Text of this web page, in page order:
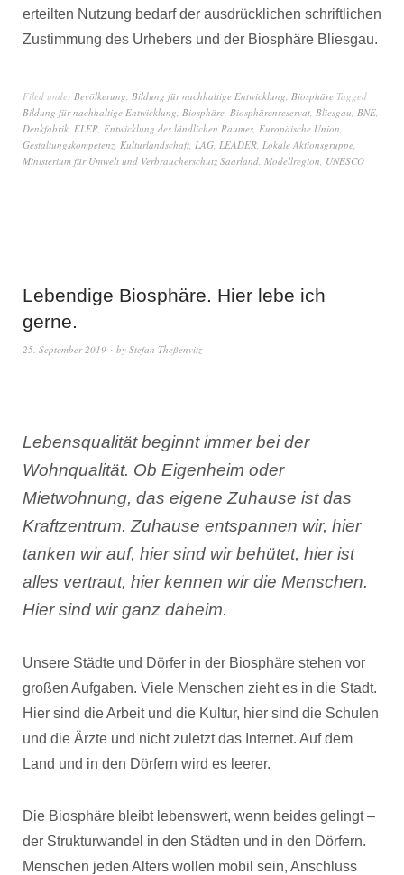
erteilten Nutzung bedarf der ausdrücklichen schriftlichen
Zustimmung des Urhebers und der Biosphäre Bliesgau.
Filed underBevölkerung, Bildung für nachhaltige Entwicklung, Biosphäre Tagged
Bildung für nachhaltige Entwicklung, Biosphäre, Biosphärenreservat, Bliesgau, BNE,
Denkfabrik, ELER, Entwicklung des ländlichen Raumes, Europäische Union,
Gestaltungskompetenz, Kulturlandschaft, LAG, LEADER, Lokale Aktionsgruppe,
Ministerium für Umwelt und Verbraucherschutz Saarland, Modellregion, UNESCO
Lebendige Biosphäre. Hier lebe ich
gerne.
25. September 2019 by Stefan Theßenvitz
Lebensqualität beginnt immer bei der
Wohnqualität. Ob Eigenheim oder
Mietwohnung, das eigene Zuhause ist das
Kraftzentrum. Zuhause entspannen wir, hier
tanken wir auf, hier sind wir behütet, hier ist
alles vertraut, hier kennen wir die Menschen.
Hier sind wir ganz daheim.
Unsere Städte und Dörfer in der Biosphäre stehen vor
großen Aufgaben. Viele Menschen zieht es in die Stadt.
Hier sind die Arbeit und die Kultur, hier sind die Schulen
und die Ärzte und nicht zuletzt das Internet. Auf dem
Land und in den Dörfern wird es leerer.
Die Biosphäre bleibt lebenswert, wenn beides gelingt –
der Strukturwandel in den Städten und in den Dörfern.
Menschen jeden Alters wollen mobil sein, Anschluss